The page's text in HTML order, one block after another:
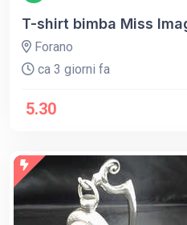
T-shirt bimba Miss
Forano
ca 3 giorni fa
5.30